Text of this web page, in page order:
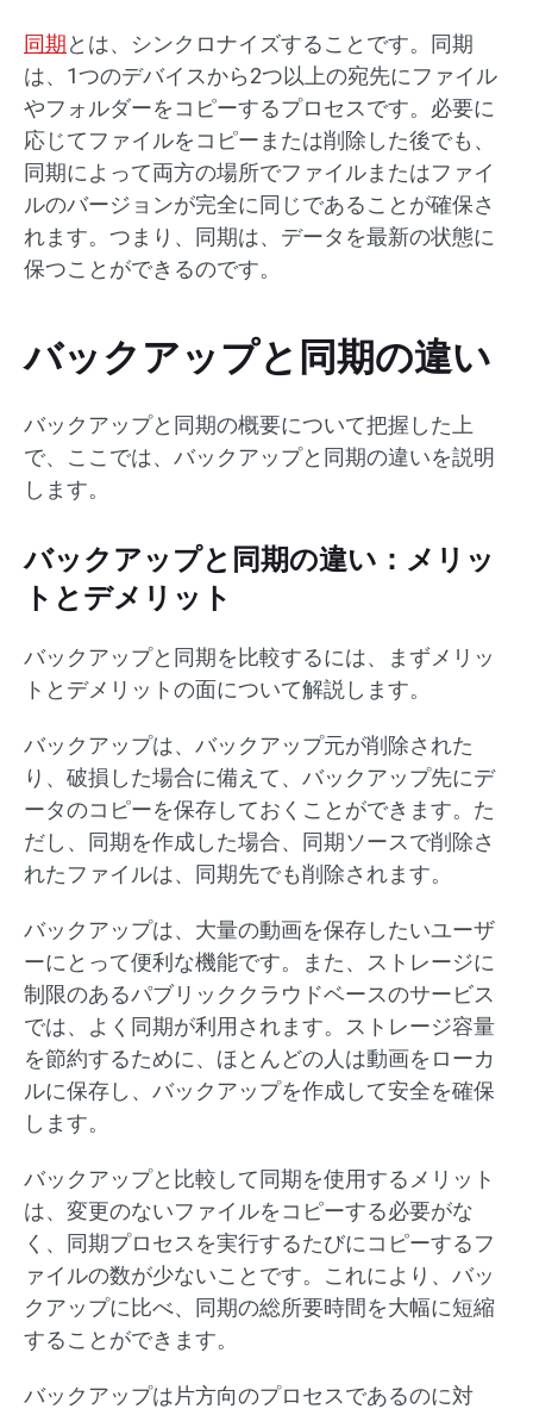
同期とは、シンクロナイズすることです。同期
は、1つのデバイスから2つ以上の宛先にファイル
やフォルダーをコピーするプロセスです。必要に
応じてファイルをコピーまたは削除した後でも、
同期によって両方の場所でファイルまたはファイ
ルのバージョンが完全に同じであることが確保さ
れます。つまり、同期は、データを最新の状態に
保つことができるのです。
バックアップと同期の違い
バックアップと同期の概要について把握した上
で、ここでは、バックアップと同期の違いを説明
します。
バックアップと同期の違い：メリッ
トとデメリット
バックアップと同期を比較するには、まずメリッ
トとデメリットの面について解説します。
バックアップは、バックアップ元が削除された
り、破損した場合に備えて、バックアップ先にデ
ータのコピーを保存しておくことができます。た
だし、同期を作成した場合、同期ソースで削除さ
れたファイルは、同期先でも削除されます。
バックアップは、大量の動画を保存したいユーザ
ーにとって便利な機能です。また、ストレージに
制限のあるパブリッククラウドベースのサービス
では、よく同期が利用されます。ストレージ容量
を節約するために、ほとんどの人は動画をローカ
ルに保存し、バックアップを作成して安全を確保
します。
バックアップと比較して同期を使用するメリット
は、変更のないファイルをコピーする必要がな
く、同期プロセスを実行するたびにコピーするフ
ァイルの数が少ないことです。これにより、バッ
クアップに比べ、同期の総所要時間を大幅に短縮
することができます。
バックアップは片方向のプロセスであるのに対